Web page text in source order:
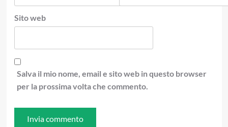
Sito web
Salva il mio nome, email e sito web in questo browser
per la prossima volta che commento.